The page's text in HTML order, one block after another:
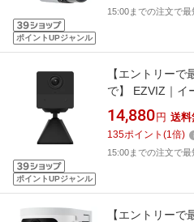
ポイントUPジャンル
15:00までの注文で最
ポイントUPジャンル
【エントリー
で】 EZVIZ｜イ
ムバッテリーカ
14,880 円 送料
135ポイント (1倍)
15:00までの注文で最
【エントリー